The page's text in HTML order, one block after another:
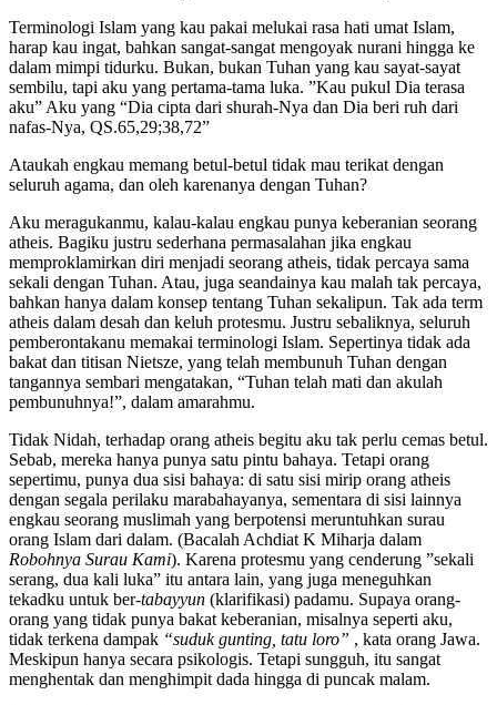
Terminologi Islam yang kau pakai melukai rasa hati umat Islam,
harap kau ingat, bahkan sangat-sangat mengoyak nurani hingga ke
dalam mimpi tidurku. Bukan, bukan Tuhan yang kau sayat-sayat
sembilu, tapi aku yang pertama-tama luka. ”Kau pukul Dia terasa
aku” Aku yang “Dia cipta dari shurah-Nya dan Dia beri ruh dari
nafas-Nya, QS.65,29;38,72”
Ataukah engkau memang betul-betul tidak mau terikat dengan
seluruh agama, dan oleh karenanya dengan Tuhan?
Aku meragukanmu, kalau-kalau engkau punya keberanian seorang
atheis. Bagiku justru sederhana permasalahan jika engkau
memproklamirkan diri menjadi seorang atheis, tidak percaya sama
sekali dengan Tuhan. Atau, juga seandainya kau malah tak percaya,
bahkan hanya dalam konsep tentang Tuhan sekalipun. Tak ada term
atheis dalam desah dan keluh protesmu. Justru sebaliknya, seluruh
pemberontakanu memakai terminologi Islam. Sepertinya tidak ada
bakat dan titisan Nietsze, yang telah membunuh Tuhan dengan
tangannya sembari mengatakan, “Tuhan telah mati dan akulah
pembunuhnya!”, dalam amarahmu.
Tidak Nidah, terhadap orang atheis begitu aku tak perlu cemas betul.
Sebab, mereka hanya punya satu pintu bahaya. Tetapi orang
sepertimu, punya dua sisi bahaya: di satu sisi mirip orang atheis
dengan segala perilaku marabahayanya, sementara di sisi lainnya
engkau seorang muslimah yang berpotensi meruntuhkan surau
orang Islam dari dalam. (Bacalah Achdiat K Miharja dalam
Robohnya Surau Kami). Karena protesmu yang cenderung ”sekali
serang, dua kali luka” itu antara lain, yang juga meneguhkan
tekadku untuk ber-tabayyun (klarifikasi) padamu. Supaya orang-
orang yang tidak punya bakat keberanian, misalnya seperti aku,
tidak terkena dampak “suduk gunting, tatu loro” , kata orang Jawa.
Meskipun hanya secara psikologis. Tetapi sungguh, itu sangat
menghentak dan menghimpit dada hingga di puncak malam.